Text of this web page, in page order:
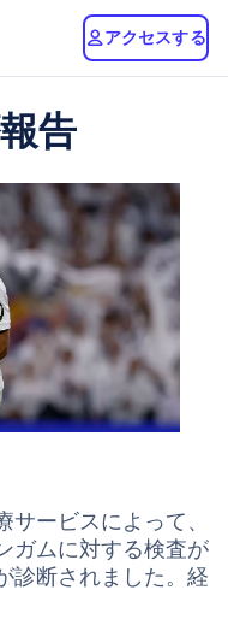
アクセスする
告
ービスによって、
ガムに対する検査が
診断されました。経